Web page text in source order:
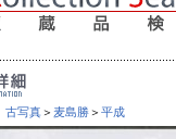
古写真＞ 麦島勝＞ 平成